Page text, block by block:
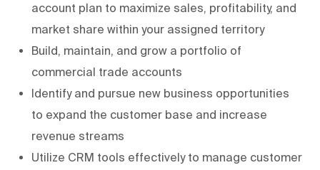
account plan to maximize sales, profitability, and
market share within your assigned territory
Build, maintain, and grow a portfolio of
commercial trade accounts
Identify and pursue new business opportunities
to expand the customer base and increase
revenue streams
Utilize CRM tools effectively to manage customer